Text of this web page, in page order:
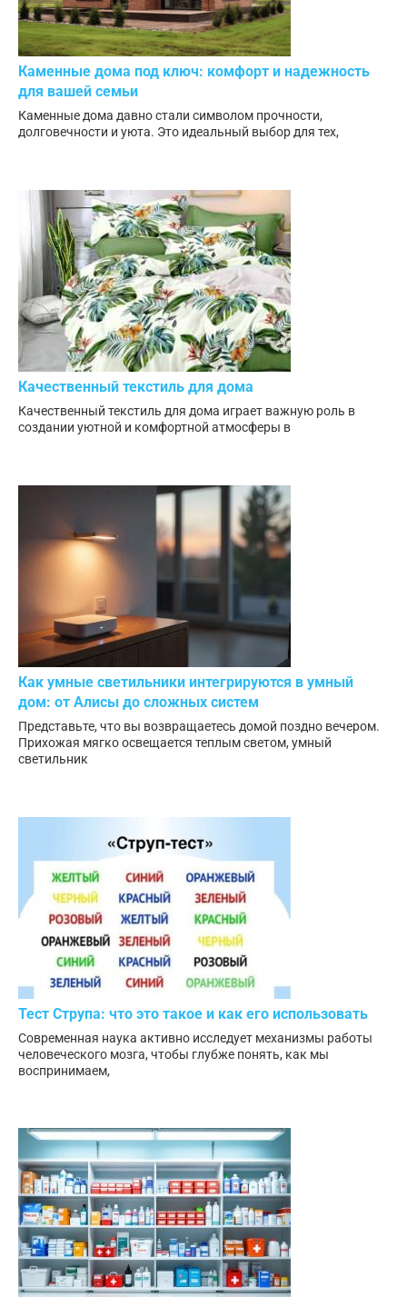
Каменные дома под ключ: комфорт и надежность
для вашей семьи
Каменные дома давно стали символом прочности,
долговечности и уюта. Это идеальный выбор для тех,
Качественный текстиль для дома
Качественный текстиль для дома играет важную роль в
создании уютной и комфортной атмосферы в
Как умные светильники интегрируются в умный
дом: от Алисы до сложных систем
Представьте, что вы возвращаетесь домой поздно вечером.
Прихожая мягко освещается теплым светом, умный
светильник
Тест Струпа: что это такое и как его использовать
Современная наука активно исследует механизмы работы
человеческого мозга, чтобы глубже понять, как мы
воспринимаем,